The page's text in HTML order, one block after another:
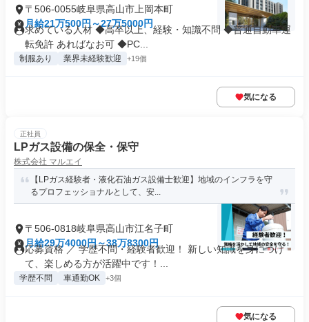
〒506-0055岐阜県高山市上岡本町
月給21万500円～27万5000円
求めている人材 ◆高卒以上、経験・知識不問 ◆普通自動車運
転免許 あればなお可 ◆PC...
制服あり 業界未経験歓迎 +19個
気になる
正社員
LPガス設備の保全・保守
株式会社 マルエイ
【LPガス経験者・液化石油ガス設備士歓迎】地域のインフラを守
るプロフェッショナルとして、安...
〒506-0818岐阜県高山市江名子町
月給29万4000円～38万8300円
応募資格 ／ 学歴不問・経験者歓迎！ 新しい知識を身につけ
て、楽しめる方が活躍中です！...
学歴不問 車通勤OK +3個
気になる